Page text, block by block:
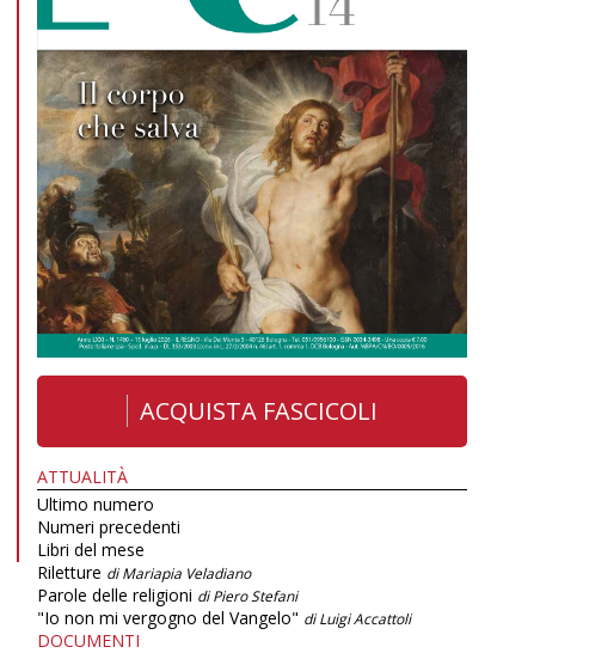
ACQUISTA FASCICOLI
ATTUALITÀ
Ultimo numero
Numeri precedenti
Libri del mese
Riletture di Mariapia Veladiano
Parole delle religioni di Piero Stefani
"Io non mi vergogno del Vangelo" di Luigi Accattoli
DOCUMENTI